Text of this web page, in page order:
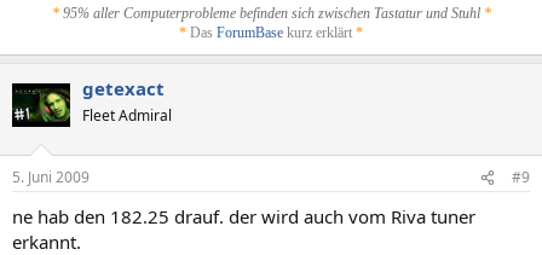
* 95% aller Computerprobleme befinden sich zwischen Tastatur und Stuhl *
* Das ForumBase kurz erklärt *
getexact
Fleet Admiral
5. Juni 2009 #9
ne hab den 182.25 drauf. der wird auch vom Riva tuner
erkannt.